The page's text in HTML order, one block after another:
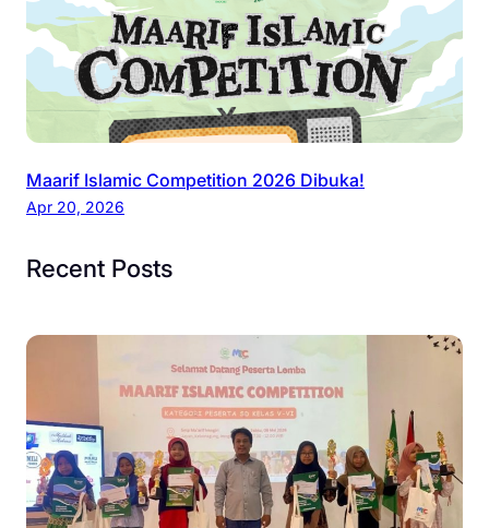
Maarif Islamic Competition 2026 Dibuka!
Apr 20, 2026
Recent Posts